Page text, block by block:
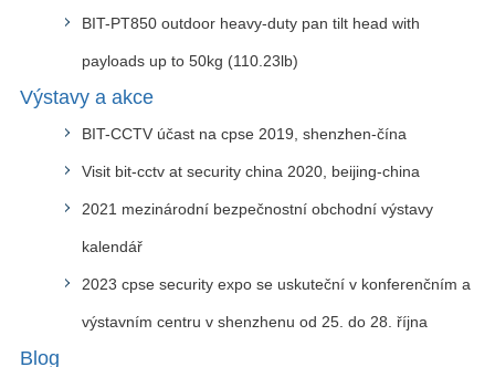
BIT-PT850 outdoor heavy-duty pan tilt head with
payloads up to 50kg (110.23lb)
Výstavy a akce
BIT-CCTV účast na cpse 2019, shenzhen-čína
Visit bit-cctv at security china 2020, beijing-china
2021 mezinárodní bezpečnostní obchodní výstavy
kalendář
2023 cpse security expo se uskuteční v konferenčním a
výstavním centru v shenzhenu od 25. do 28. října
Blog